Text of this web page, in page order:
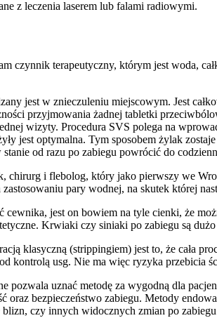
z leczenia laserem lub falami radiowymi.
czynnik terapeutyczny, którym jest woda,
jest w znieczuleniu miejscowym. Jest
przyjmowania żadnej tabletki
wizyty. Procedura SVS polega na
jest optymalna. Tym sposobem żylak
od razu po zabiegu powrócić do
chirurg i flebolog, który jako pierwszy we
pary wodnej, na skutek której
cewnika, jest on bowiem na tyle cienki, że
Krwiaki czy siniaki po zabiegu są
klasyczną (strippingiem) jest to, że cała
kontrolą usg. Nie ma więc ryzyka przebicia
pozwala uznać metodę za wygodną dla
oraz bezpieczeństwo zabiegu. Metody
czy innych widocznych zmian po